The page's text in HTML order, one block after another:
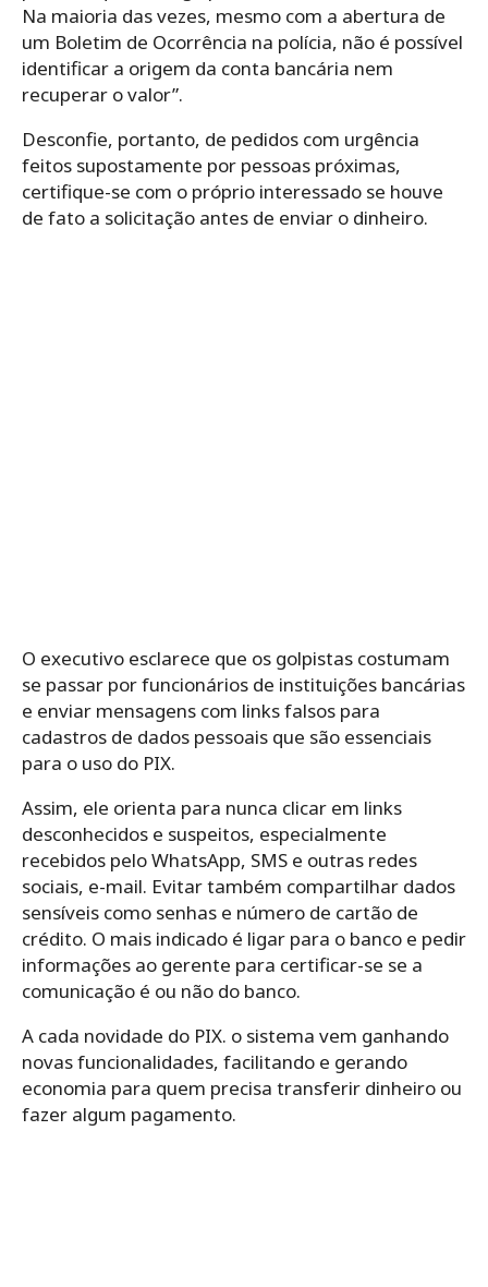
Na maioria das vezes, mesmo com a abertura de
um Boletim de Ocorrência na polícia, não é possível
identificar a origem da conta bancária nem
recuperar o valor”.
Desconfie, portanto, de pedidos com urgência
feitos supostamente por pessoas próximas,
certifique-se com o próprio interessado se houve
de fato a solicitação antes de enviar o dinheiro.
O executivo esclarece que os golpistas costumam
se passar por funcionários de instituições bancárias
e enviar mensagens com links falsos para
cadastros de dados pessoais que são essenciais
para o uso do PIX.
Assim, ele orienta para nunca clicar em links
desconhecidos e suspeitos, especialmente
recebidos pelo WhatsApp, SMS e outras redes
sociais, e-mail. Evitar também compartilhar dados
sensíveis como senhas e número de cartão de
crédito. O mais indicado é ligar para o banco e pedir
informações ao gerente para certificar-se se a
comunicação é ou não do banco.
A cada novidade do PIX. o sistema vem ganhando
novas funcionalidades, facilitando e gerando
economia para quem precisa transferir dinheiro ou
fazer algum pagamento.